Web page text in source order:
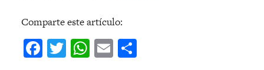
Comparte este artículo:
Facebook
Twitter
WhatsApp
Email